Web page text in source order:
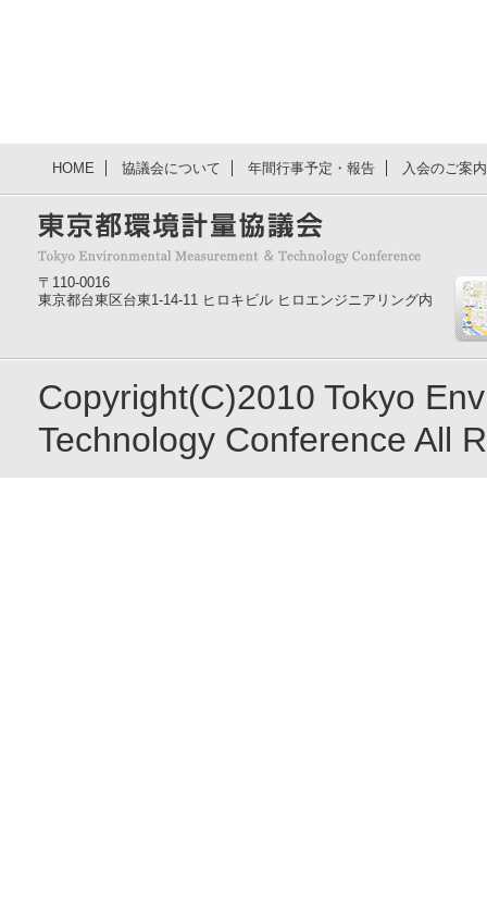
HOME 協議会について 年間行事予定・報告 入会のご案
〒110-0016
東京都台東区台東1-14-11 ヒロキビル ヒロエンジニアリング内
Copyright(C)2010 Tokyo
Technology Conference All